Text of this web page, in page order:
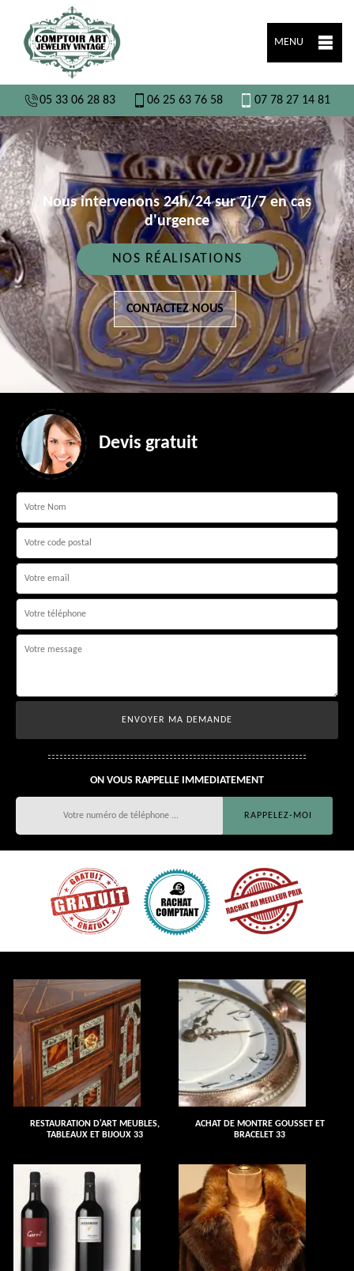
MENU
05 33 06 28 83 06 25 63 76 58 07 78 27 14 81
Nous intervenons 24h/24 sur 7j/7 en cas
d'urgence
NOS RÉALISATIONS
CONTACTEZ NOUS
Devis gratuit
ON VOUS RAPPELLE IMMEDIATEMENT
RESTAURATION D'ART MEUBLES,
TABLEAUX ET BIJOUX 33
ACHAT DE MONTRE GOUSSET ET
BRACELET 33